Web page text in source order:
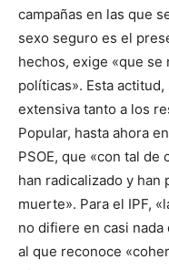
campañas en las que
sexo seguro es el
hechos, exige «que
políticas». Esta
extensiva tanto a los
Popular, hasta ahora
PSOE, que «con tal
han radicalizado y han
muerte». Para el IPF,
no difiere en casi nada
al que reconoce